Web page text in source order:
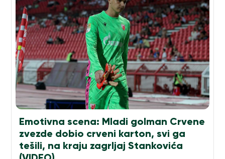
Emotivna scena: Mladi golman Crvene
zvezde dobio crveni karton, svi ga
tešili, na kraju zagrljaj Stankovića